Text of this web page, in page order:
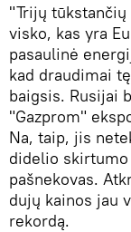
"Trijų
visko, kas yra
pasaulinė
kad draudimai
baigsis. Rusijai
"Gazprom"
Na, taip, jis
didelio
pašnekovas.
dujų kainos jau
rekordą.